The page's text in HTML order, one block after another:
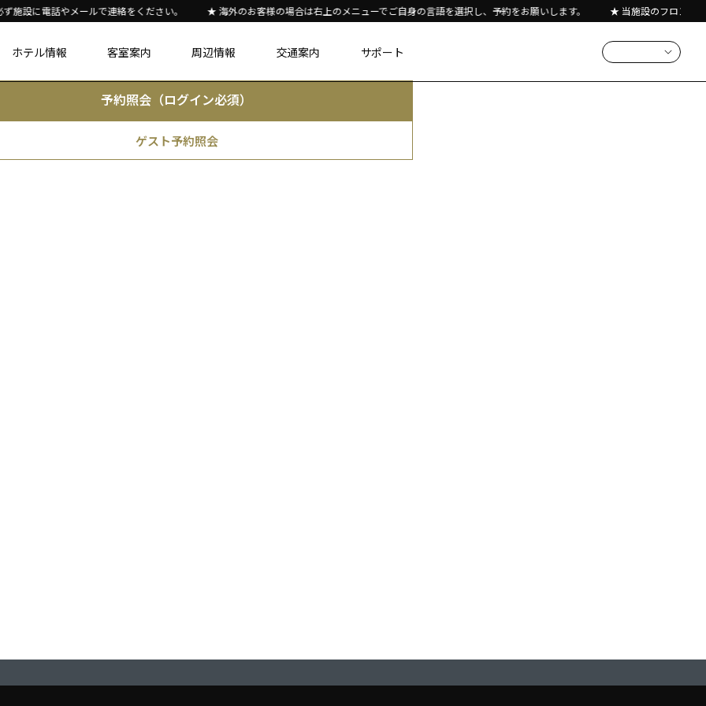
設に電話やメールで連絡をください。 ★ 海外のお客様の場合は右上のメニューでご自身の言語を選択し、予約をお願いします。 ★ 当施設のフロント
ホテル情報 客室案内 周辺情報 交通案内 サポート
認
予約照会（ログイン必須）
ゲスト予約照会